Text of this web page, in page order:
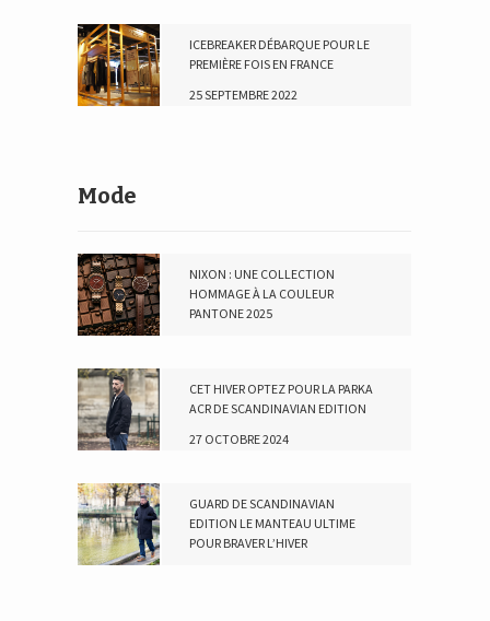
ICEBREAKER DÉBARQUE POUR LE
PREMIÈRE FOIS EN FRANCE
25 SEPTEMBRE 2022
Mode
NIXON : UNE COLLECTION
HOMMAGE À LA COULEUR
PANTONE 2025
CET HIVER OPTEZ POUR LA PARKA
ACR DE SCANDINAVIAN EDITION
27 OCTOBRE 2024
GUARD DE SCANDINAVIAN
EDITION LE MANTEAU ULTIME
POUR BRAVER L’HIVER